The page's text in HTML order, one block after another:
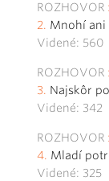
ROZHOVOR
Mnohí ani
Videné: 560
ROZHOVOR
Najskôr
Videné: 342
ROZHOVOR
Mladí
Videné: 325